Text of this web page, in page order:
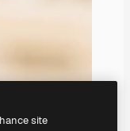
site